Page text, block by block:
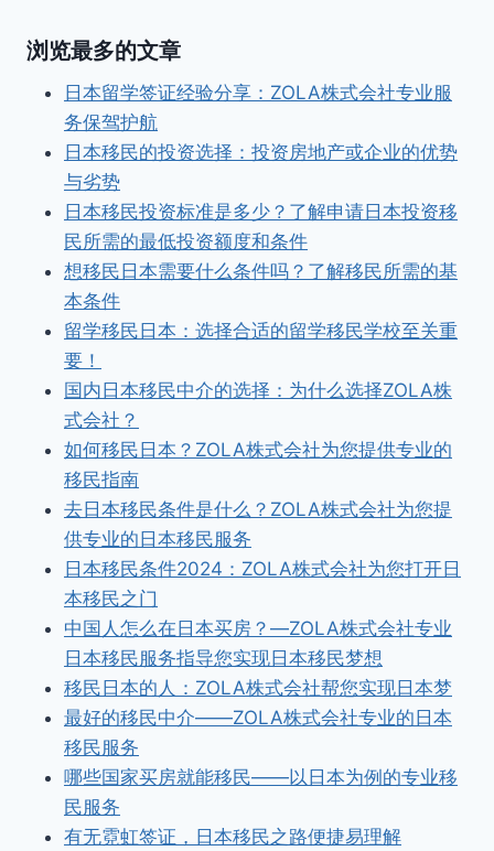
浏览最多的文章
日本留学签证经验分享：ZOLA株式会社专业服
务保驾护航
日本移民的投资选择：投资房地产或企业的优势
与劣势
日本移民投资标准是多少？了解申请日本投资移
民所需的最低投资额度和条件
想移民日本需要什么条件吗？了解移民所需的基
本条件
留学移民日本：选择合适的留学移民学校至关重
要！
国内日本移民中介的选择：为什么选择ZOLA株
式会社？
如何移民日本？ZOLA株式会社为您提供专业的
移民指南
去日本移民条件是什么？ZOLA株式会社为您提
供专业的日本移民服务
日本移民条件2024：ZOLA株式会社为您打开日
本移民之门
中国人怎么在日本买房？—ZOLA株式会社专业
日本移民服务指导您实现日本移民梦想
移民日本的人：ZOLA株式会社帮您实现日本梦
最好的移民中介——ZOLA株式会社专业的日本
移民服务
哪些国家买房就能移民——以日本为例的专业移
民服务
有无霓虹签证，日本移民之路便捷易理解